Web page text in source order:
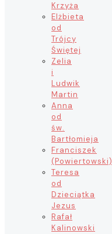
Krzyża
Elżbieta
od
Trójcy
Świętej
Zelia
i
Ludwik
Martin
Anna
od
św.
Bartłomieja
Franciszek
(Powiertowski)
Teresa
od
Dzieciątka
Jezus
Rafał
Kalinowski